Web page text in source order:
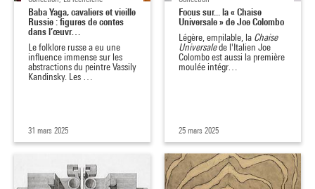
Baba Yaga, cavaliers et vieille
Russie : figures de contes
dans l’œuvr…
Le folklore russe a eu une
influence immense sur les
abstractions du peintre Vassily
Kandinsky. Les …
31 mars 2025
Focus sur... la « Chaise
Universale » de Joe Colombo
Légère, empilable, la Chaise
Universalede l'Italien Joe
Colombo est aussi la première
moulée intégr…
25 mars 2025